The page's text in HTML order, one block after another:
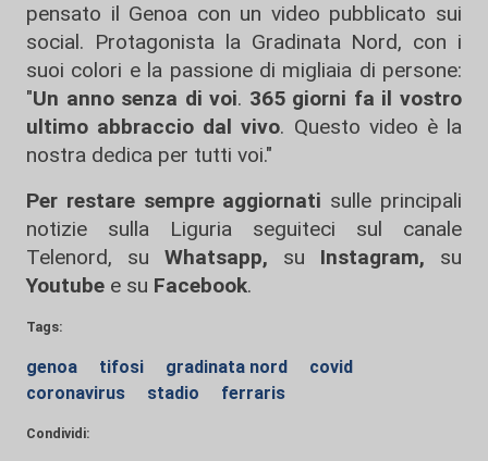
pensato il Genoa con un video pubblicato sui
social. Protagonista la Gradinata Nord, con i
suoi colori e la passione di migliaia di persone:
"Un anno senza di voi. 365 giorni fa il vostro
ultimo abbraccio dal vivo. Questo video è la
nostra dedica per tutti voi."
Per restare sempre aggiornati sulle principali
notizie sulla Liguria seguiteci sul canale
Telenord, su
Whatsapp, su Instagram, su
Youtube e su Facebook.
Tags:
genoa tifosi gradinata nord
covid
coronavirus
stadio ferraris
Condividi: